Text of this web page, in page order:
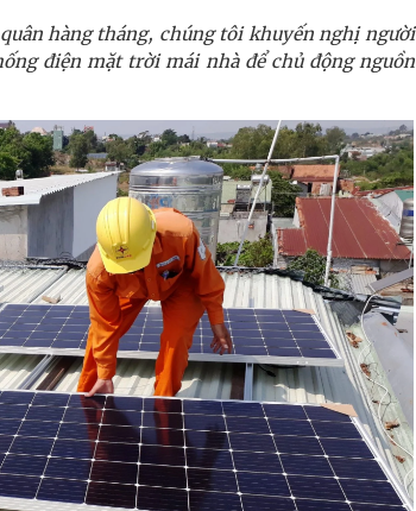
hàng tháng, chúng tôi khuyến nghị người
điện mặt trời mái nhà để chủ động nguồn